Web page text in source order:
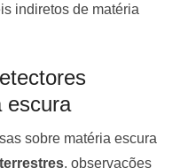
indiretos de matéria
escura
sobre matéria escura
, observações